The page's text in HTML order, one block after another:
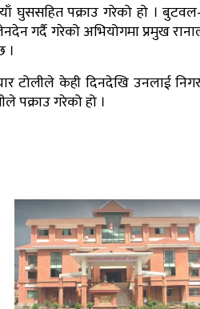
पक्राउ गरेको हो ।
गर्दै गरेको अभियोगमा प्रमुख
।
टोलीले केही दिनदेखि उनलाई
पक्राउ गरेको हो ।